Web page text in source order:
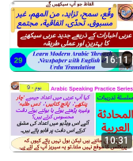
16:11
10:31